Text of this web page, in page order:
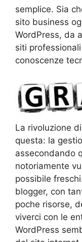
semplice. Sia
sito business
WordPress, da
siti
conoscenze
La rivoluzione
questa: la
assecondando
notoriamente
possibile
blogger, con
poche risorse,
viverci con le
WordPress